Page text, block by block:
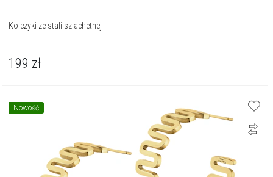
Kolczyki ze stali szlachetnej
199 zł
Nowość